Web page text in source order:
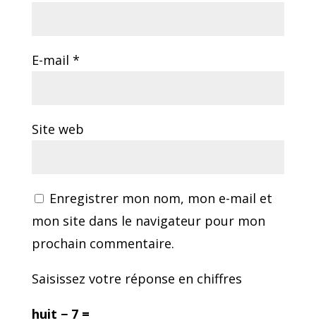
E-mail *
Site web
Enregistrer mon nom, mon e-mail et
mon site dans le navigateur pour mon
prochain commentaire.
Saisissez votre réponse en chiffres
huit − 7 =